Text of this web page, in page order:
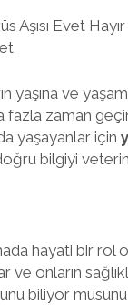
Aşısı Evet
yaşına ve
zaman
yaşayanlar için
bilgiyi
hayati bir
ve onların
biliyor